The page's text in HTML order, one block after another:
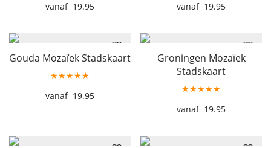
19.95
19.95
Gouda Mozaïek Stadskaart
★★★★★
19.95
Groningen Mozaïek
Stadskaart
★★★★★
19.95